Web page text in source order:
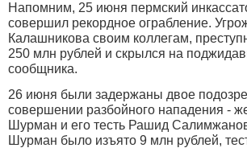
Напомним, 25 июня пермский
совершил рекордное ограбление.
Калашникова своим коллегам,
250 млн рублей и скрылся на
сообщника.
26 июня были задержаны двое
совершении разбойного нападения -
Шурман и его тесть Рашид
Шурман было изъято 9 млн рублей,